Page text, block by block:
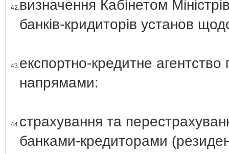
42.визначення Кабінетом
банків-кридиторів установ
43.експортно-кредитне
напрямами:
44.страхування та
банками-кредиторами